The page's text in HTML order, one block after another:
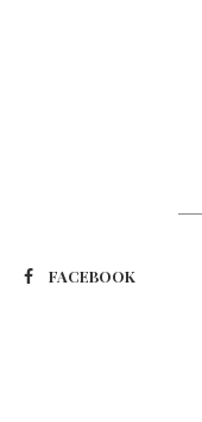
FACEBOOK